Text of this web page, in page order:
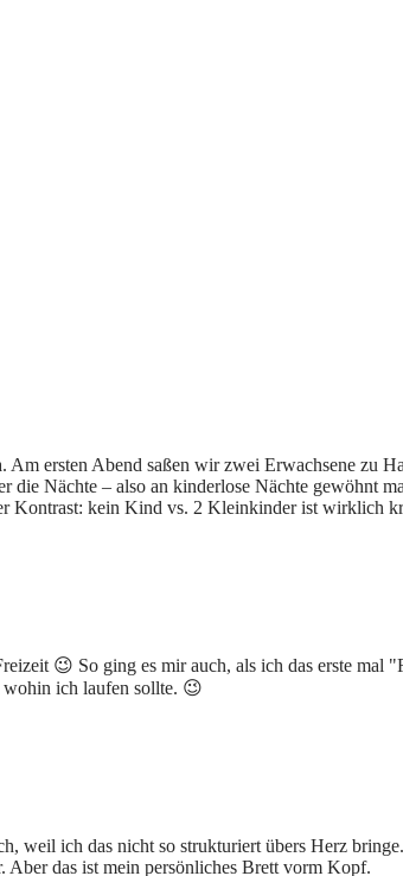
ersten Abend saßen wir zwei Erwachsene zu
die Nächte – also an kinderlose Nächte gewöhnt
Kontrast: kein Kind vs. 2 Kleinkinder ist wirklich
😉 So ging es mir auch, als ich das erste
wohin ich laufen sollte. 😉
weil ich das nicht so strukturiert übers Herz
Aber das ist mein persönliches Brett vorm Kopf.